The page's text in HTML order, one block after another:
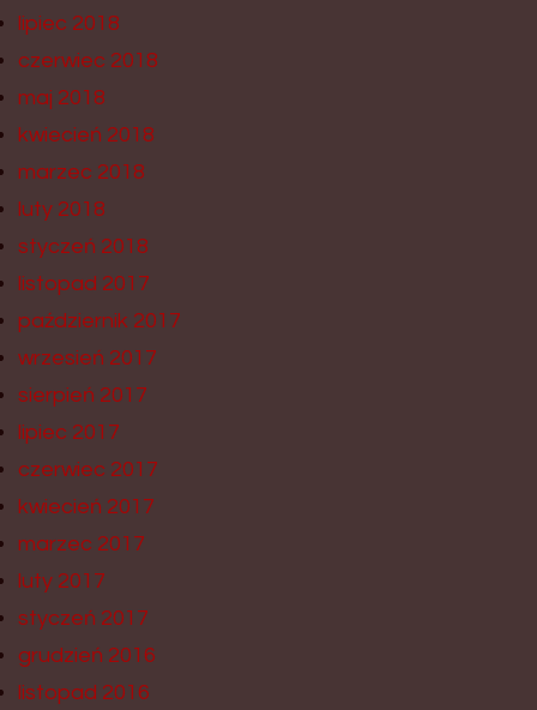
lipiec 2018
czerwiec 2018
maj 2018
kwiecień 2018
marzec 2018
luty 2018
styczeń 2018
listopad 2017
październik 2017
wrzesień 2017
sierpień 2017
lipiec 2017
czerwiec 2017
kwiecień 2017
marzec 2017
luty 2017
styczeń 2017
grudzień 2016
listopad 2016